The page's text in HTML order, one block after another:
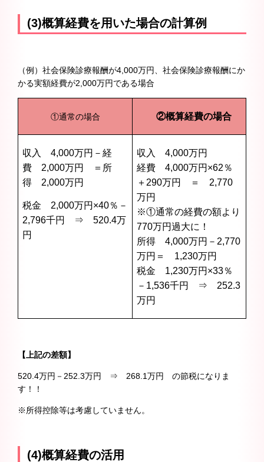
(3)概算経費を用いた場合の計算例
（例）社会保険診療報酬が4,000万円、社会保険診療報酬にか
かる実額経費が2,000万円である場合
①通常の場合 ②概算経費の場合
収入 4,000万円－経
費 2,000万円 ＝所
得 2,000万円
税金 2,000万円×40％－
2,796千円 ⇒ 520.4万
円
収入 4,000万円
経費 4,000万円×62％
＋290万円 ＝ 2,770
万円
※①通常の経費の額より
770万円過大に！
所得 4,000万円－2,770
万円＝ 1,230万円
税金 1,230万円×33％
－1,536千円 ⇒ 252.3
万円
【上記の差額】
520.4万円－252.3万円 ⇒ 268.1万円 の節税になりま
す！！
※所得控除等は考慮していません。
(4)概算経費の活用